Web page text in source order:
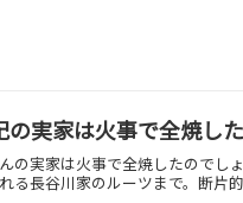
の実家は火事で全焼し
の実家は火事で全焼したのでし
る長谷川家のルーツまで。断片